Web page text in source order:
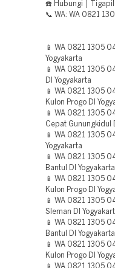
☎️ Hubungi |
📞 WA: WA 0821
📱 WA 0821 1305
Yogyakarta
📱 WA 0821 1305
DI Yogyakarta
📱 WA 0821 1305
Kulon Progo DI
📱 WA 0821 1305
Cepat Gunungkidul
📱 WA 0821 1305
Yogyakarta
📱 WA 0821 1305
Bantul DI Yogyakarta
📱 WA 0821 1305
Kulon Progo DI
📱 WA 0821 1305
Sleman DI
📱 WA 0821 1305
Bantul DI Yogyakarta
📱 WA 0821 1305
Kulon Progo DI
📱 WA 0821 1305